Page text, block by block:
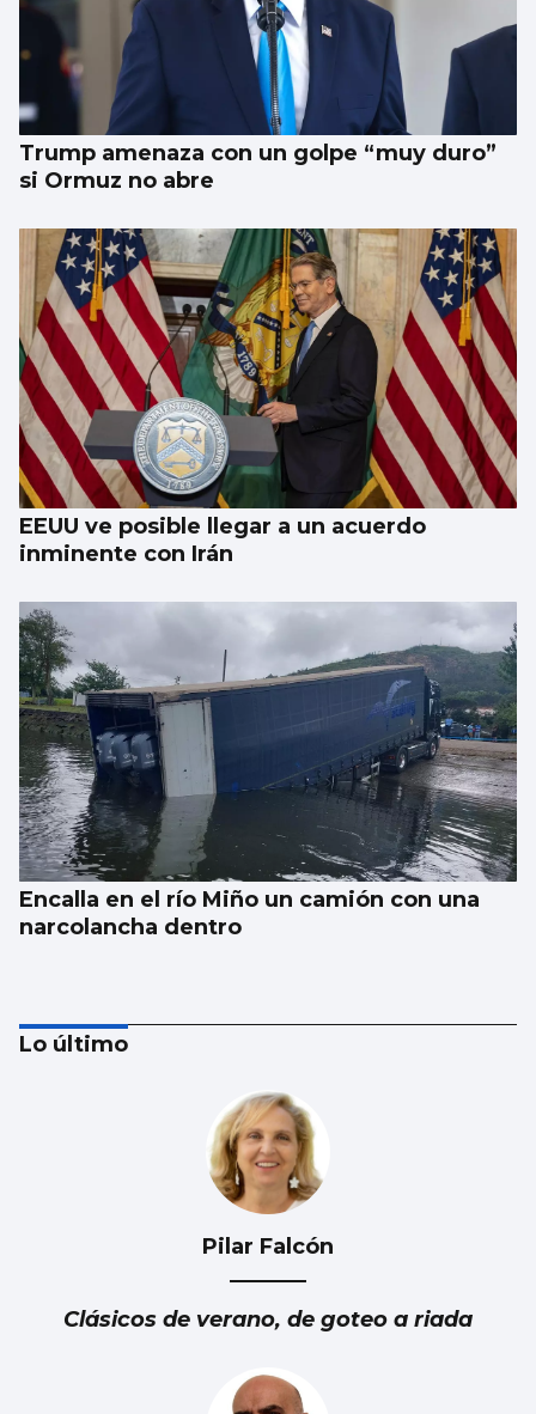
Trump amenaza con un golpe “muy duro”
si Ormuz no abre
EEUU ve posible llegar a un acuerdo
inminente con Irán
Encalla en el río Miño un camión con una
narcolancha dentro
Lo último
Pilar Falcón
Clásicos de verano, de goteo a riada